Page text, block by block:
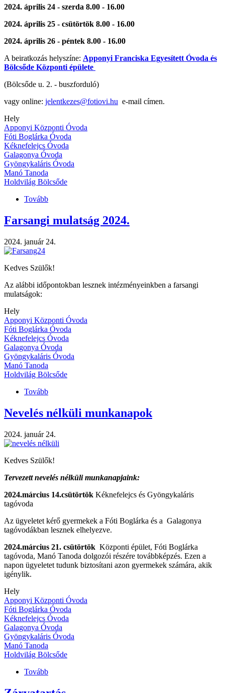
2024. április 24 - szerda 8.00 - 16.00
2024. április 25 - csütörtök 8.00 - 16.00
2024. április 26 - péntek 8.00 - 16.00
A beiratkozás helyszíne: Apponyi Franciska Egyesített Óvoda és
Bölcsőde Központi épülete
(Bölcsőde u. 2. - buszforduló)
vagy online: jelentkezes@fotiovi.hu e-mail címen.
Hely
Apponyi Központi Óvoda
Fóti Boglárka Óvoda
Kéknefelejcs Óvoda
Galagonya Óvoda
Gyöngykaláris Óvoda
Manó Tanoda
Holdvilág Bölcsőde
Tovább
ös
nevelési
Farsangi mulatság 2024.
2024. január 24.
Kedves Szülők!
Az alábbi időpontokban lesznek intézményeinkben a farsangi
mulatságok:
Hely
Apponyi Központi Óvoda
Fóti Boglárka Óvoda
Kéknefelejcs Óvoda
Galagonya Óvoda
Gyöngykaláris Óvoda
Manó Tanoda
Holdvilág Bölcsőde
Tovább
2024.)
Nevelés nélküli munkanapok
2024. január 24.
Kedves Szülők!
Tervezett nevelés nélküli munkanapjaink:
2024.március 14.csütörtök Kéknefelejcs és Gyöngykaláris
tagóvoda
Az ügyeletet kérő gyermekek a Fóti Boglárka és a Galagonya
tagóvodákban lesznek elhelyezve.
2024.március 21. csütörtök Központi épület, Fóti Boglárka
tagóvoda, Manó Tanoda dolgozói részére továbbképzés. Ezen a
napon ügyeletet tudunk biztosítani azon gyermekek számára, akik
igénylik.
Hely
Apponyi Központi Óvoda
Fóti Boglárka Óvoda
Kéknefelejcs Óvoda
Galagonya Óvoda
Gyöngykaláris Óvoda
Manó Tanoda
Holdvilág Bölcsőde
Tovább
munkanapok)